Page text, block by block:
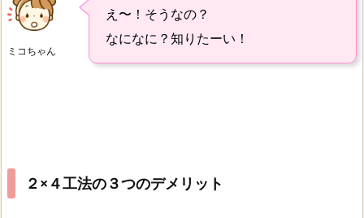
ミコちゃん
え〜！そうなの？
なになに？知りたーい！
２×４工法の３つのデメリット